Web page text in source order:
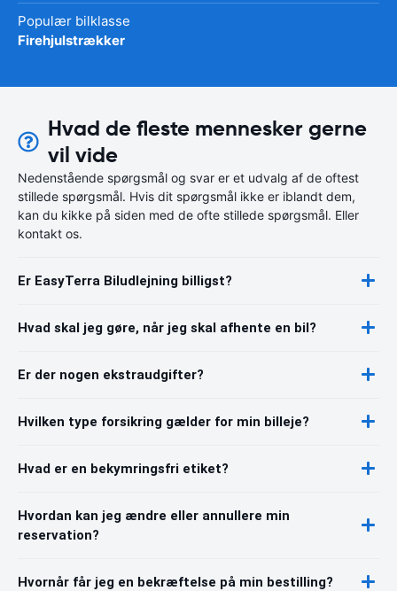
Populær bilklasse
Firehjulstrækker
Hvad de fleste mennesker gerne
vil vide
Nedenstående spørgsmål og svar er et udvalg af de oftest
stillede spørgsmål. Hvis dit spørgsmål ikke er iblandt dem,
kan du kikke på siden med de ofte stillede spørgsmål. Eller
kontakt os.
Er EasyTerra Biludlejning billigst?
Hvad skal jeg gøre, når jeg skal afhente en bil?
Er der nogen ekstraudgifter?
Hvilken type forsikring gælder for min billeje?
Hvad er en bekymringsfri etiket?
Hvordan kan jeg ændre eller annullere min
reservation?
Hvornår får jeg en bekræftelse på min bestilling?